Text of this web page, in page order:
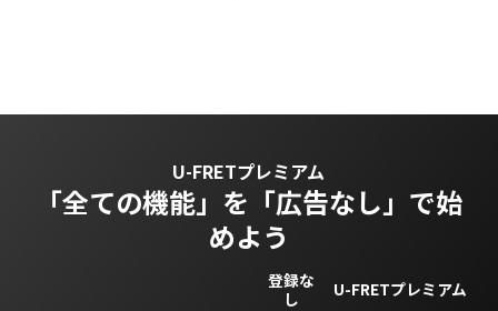
U-FRETプレミアム
「全ての機能」を 「広告なし」で始
めよう
登録な
し
U-FRETプレミアム